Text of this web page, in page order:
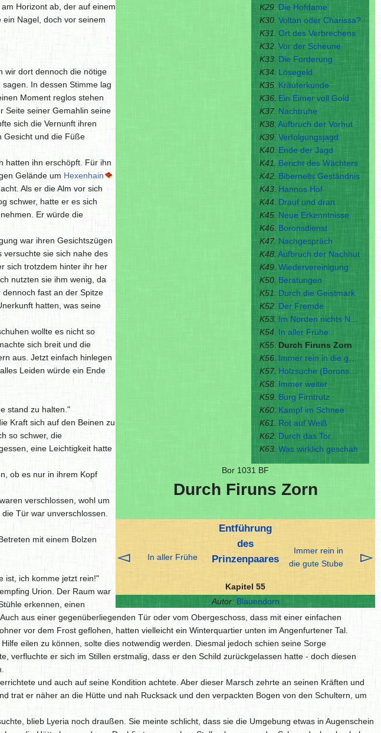
K29. Die Hofdame
K30. Voltan oder Charissa?
K31. Ort des Verbrechens
K32. Vor der Scheune
K33. Die Forderung
K34. Lösegeld
K35. Kräuterkunde
K36. Ein Eimer voll Gold
K37. Nachtruhe
K38. Aufbruch der Vorhut
K39. Verfolgungsjagd
K40. Ende der Jagd
K41. Bericht des Wächters
K42. Bibernells Geständnis
K43. Hannos Hof
K44. Drauf und dran
K45. Neue Erkenntnisse
K46. Boronsdienst
K47. Nachgespräch
K48. Aufbruch der Nachhut
K49. Wiedervereinigung
K50. Beratungen
K51.
Durch die Geistmark
K52. Der Fremde
K53. Im Norden nichts Neues
K54. In aller Frühe
K55. Durch Firuns Zorn
K56. Immer rein in die gute Stube
K57. Holzsuche (Boronsdienst II)
K58. Immer weiter
K59. Burg Firntrutz
K60. Kampf im Schnee
K61. Rot auf Weiß
K62. Durch das Tor
K63. Was wirklich geschah
Bor 1031 BF
Durch Firuns Zorn
◅ In aller Frühe
Entführung
des
Prinzenpaares
Kapitel 55
Immer rein in
die gute Stube
▻
Autor: Blauendorn
Horizont ab, der auf einem
Nagel, doch vor seinem
wir dort dennoch die nötige
In dessen Stimme lag
Moment reglos stehen
Seite seiner Gemahlin seine
sich die Vernunft ihren
Gesicht und die Füße
hatten ihn erschöpft. Für ihn
Gelände um Hexenhain
Als er die Alm vor sich
schwer, hatte er es sich
Er würde die
war ihren Gesichtszügen
versuchte sie sich nahe des
sich trotzdem hinter ihr her
nutzten sie ihm wenig, da
fast an der Spitze
hatten, was seine
wollte es nicht so
sich breit und die
aus. Jetzt einfach hinlegen
Leiden würde ein Ende
stand zu halten."
Kraft sich auf den Beinen zu
so schwer, die
eine Leichtigkeit hatte
ob es nur in ihrem Kopf
verschlossen, wohl um
Tür war unverschlossen.
mit einem Bolzen
ist, ich komme jetzt rein!"
Urion. Der Raum war
erkennen, einen
aus einer gegenüberliegenden Tür oder vom Obergeschoss, dass mit einer einfachen
vor dem Frost geflohen, hatten vielleicht ein Winterquartier unten im Angenfurtener Tal.
eilen zu können, solte dies notwendig werden. Diesmal jedoch schien seine Sorge
verfluchte er sich im Stillen erstmalig, dass er den Schild zurückgelassen hatte - doch diesen
und auch auf seine Kondition achtete. Aber dieser Marsch zehrte an seinen Kräften und
trat er näher an die Hütte und nah Rucksack und den verpackten Bogen von den Schultern, um
blieb Lyeria noch draußen. Sie meinte schlicht, dass sie die Umgebung etwas in Augenschein